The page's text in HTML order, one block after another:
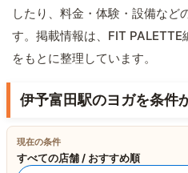
したり、料金・体験・設備など
す。掲載情報は、FIT
をもとに整理しています。
伊予富田駅のヨガを条件
現在の条件
すべての店舗 / おすすめ順